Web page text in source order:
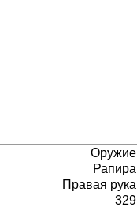
Оружие
Рапира
Правая рука
329